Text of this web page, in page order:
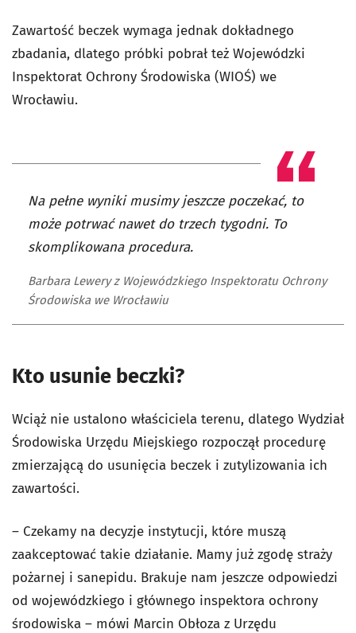
Zawartość beczek wymaga jednak dokładnego
zbadania, dlatego próbki pobrał też Wojewódzki
Inspektorat Ochrony Środowiska (WIOŚ) we
Wrocławiu.
Na pełne wyniki musimy jeszcze poczekać, to
może potrwać nawet do trzech tygodni. To
skomplikowana procedura.
Barbara Lewery z Wojewódzkiego Inspektoratu Ochrony
Środowiska we Wrocławiu
Kto usunie beczki?
Wciąż nie ustalono właściciela terenu, dlatego Wydział
Środowiska Urzędu Miejskiego rozpoczął procedurę
zmierzającą do usunięcia beczek i zutylizowania ich
zawartości.
– Czekamy na decyzje instytucji, które muszą
zaakceptować takie działanie. Mamy już zgodę straży
pożarnej i sanepidu. Brakuje nam jeszcze odpowiedzi
od wojewódzkiego i głównego inspektora ochrony
środowiska – mówi Marcin Obłoza z Urzędu